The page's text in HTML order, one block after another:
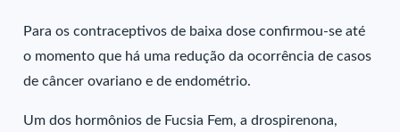
Para os contraceptivos de baixa dose confirmou-se até
o momento que há uma redução da ocorrência de casos
de câncer ovariano e de endométrio.
Um dos hormônios de Fucsia Fem, a drospirenona,